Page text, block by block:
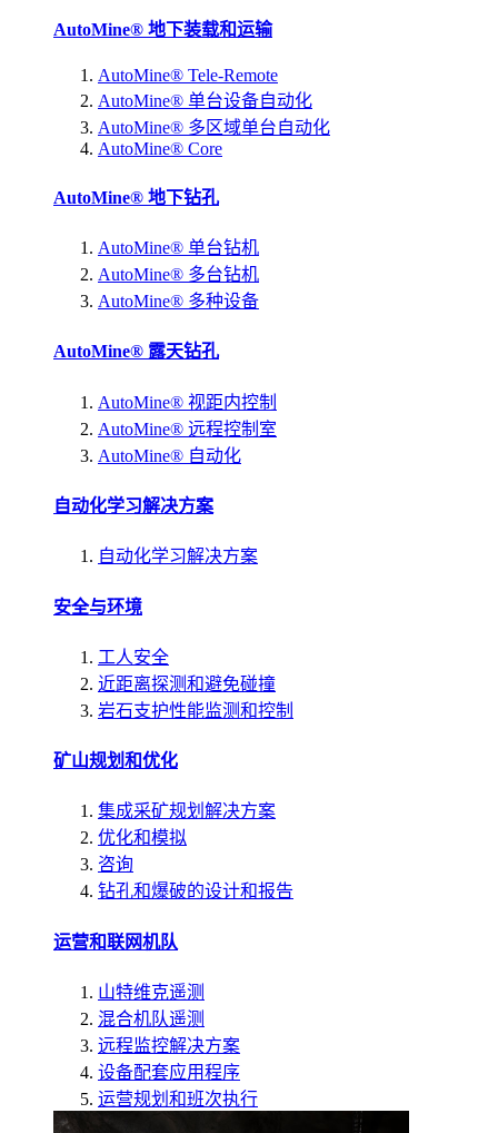
AutoMine® 地下装载和运输
AutoMine® Tele-Remote
AutoMine® 单台设备自动化
AutoMine® 多区域单台自动化
AutoMine® Core
AutoMine® 地下钻孔
AutoMine® 单台钻机
AutoMine® 多台钻机
AutoMine® 多种设备
AutoMine® 露天钻孔
AutoMine® 视距内控制
AutoMine® 远程控制室
AutoMine® 自动化
自动化学习解决方案
自动化学习解决方案
安全与环境
工人安全
近距离探测和避免碰撞
岩石支护性能监测和控制
矿山规划和优化
集成采矿规划解决方案
优化和模拟
咨询
钻孔和爆破的设计和报告
运营和联网机队
山特维克遥测
混合机队遥测
远程监控解决方案
设备配套应用程序
运营规划和班次执行